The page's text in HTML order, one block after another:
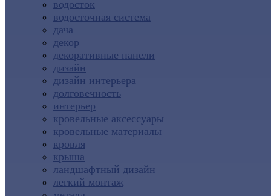
водосток
водосточная система
дача
декор
декоративные панели
дизайн
дизайн интерьера
долговечность
интерьер
кровельные аксессуары
кровельные материалы
кровля
крыша
ландшафтный дизайн
легкий монтаж